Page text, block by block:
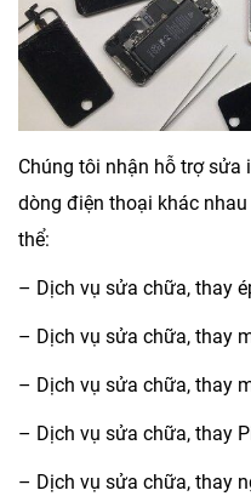
Chúng tôi nhận hỗ trợsửa
dòng điện thoại khác
thể:
– Dịch vụ sửa chữa, thay
– Dịch vụ sửa chữa, thay
– Dịch vụ sửa chữa, thay
– Dịch vụ sửa chữa, thay
– Dịch vụ sửa chữa, thay